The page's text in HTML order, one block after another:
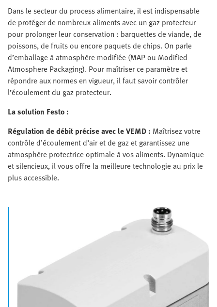
Dans le secteur du process alimentaire, il est indispensable
de protéger de nombreux aliments avec un gaz protecteur
pour prolonger leur conservation : barquettes de viande, de
poissons, de fruits ou encore paquets de chips. On parle
d’emballage à atmosphère modifiée (MAP ou Modified
Atmosphere Packaging). Pour maîtriser ce paramètre et
répondre aux normes en vigueur, il faut savoir contrôler
l’écoulement du gaz protecteur.
La solution Festo :
Régulation de débit précise avec le VEMD : Maîtrisez votre
contrôle d’écoulement d’air et de gaz et garantissez une
atmosphère protectrice optimale à vos aliments. Dynamique
et silencieux, il vous offre la meilleure technologie au prix le
plus accessible.